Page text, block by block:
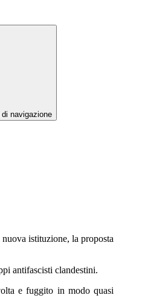
di navigazione
istituzione, la proposta
antifascisti clandestini.
e fuggito in modo quasi